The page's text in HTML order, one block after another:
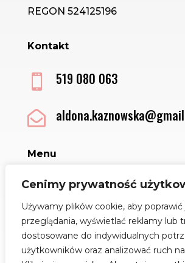
Cenimy prywatność
Używamy plików cookie, aby poprawić
przeglądania, wyświetlać reklamy lub
dostosowane do indywidualnych
użytkowników oraz analizować ruch
REGON 524125196
Kontakt
 519 080 063

Menu
Sklep
Regulamin
Polityka Cookies
Jak dbać o biżuterię